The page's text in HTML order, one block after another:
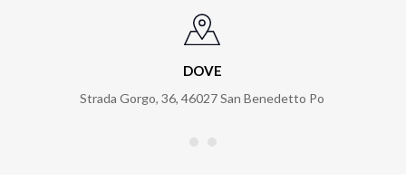
DOVE
Strada Gorgo, 36, 46027San Benedetto Po